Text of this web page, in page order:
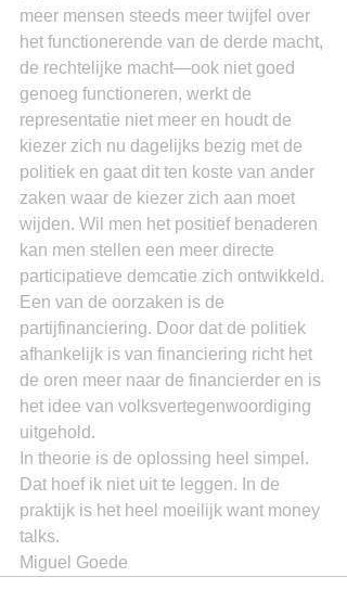
meer mensen steeds meer twijfel over
het functionerende van de derde macht,
de rechtelijke macht―ook niet goed
genoeg functioneren, werkt de
representatie niet meer en houdt de
kiezer zich nu dagelijks bezig met de
politiek en gaat dit ten koste van ander
zaken waar de kiezer zich aan moet
wijden. Wil men het positief benaderen
kan men stellen een meer directe
participatieve demcatie zich ontwikkeld.
Een van de oorzaken is de
partijfinanciering. Door dat de politiek
afhankelijk is van financiering richt het
de oren meer naar de financierder en is
het idee van volksvertegenwoordiging
uitgehold.
In theorie is de oplossing heel simpel.
Dat hoef ik niet uit te leggen. In de
praktijk is het heel moeilijk want money
talks.
Miguel Goede